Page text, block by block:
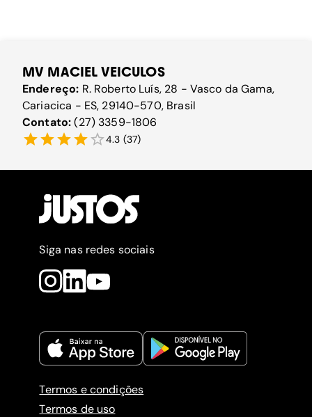
MV MACIEL VEICULOS
Endereço: R. Roberto Luís, 28 - Vasco da Gama,
Cariacica - ES, 29140-570, Brasil
Contato:(27) 3359-1806
4.3 (37)
Siga nas redes sociais
Termos e condições
Termos de uso